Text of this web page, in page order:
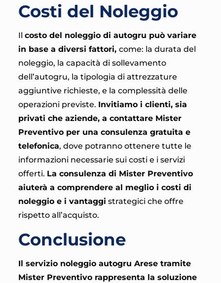
Costi del Noleggio
Il costo del noleggio di autogru può variare
in base a diversi fattori, come: la durata del
noleggio, la capacità di sollevamento
dell’autogru, la tipologia di attrezzature
aggiuntive richieste, e la complessità delle
operazioni previste. Invitiamo i clienti, sia
privati che aziende, a contattare Mister
Preventivo per una consulenza gratuita e
telefonica, dove potranno ottenere tutte le
informazioni necessarie sui costi e i servizi
offerti. La consulenza di Mister Preventivo
aiuterà a comprendere al meglio i costi di
noleggio e i vantaggi strategici che offre
rispetto all’acquisto.
Conclusione
Il servizio noleggio autogru Arese tramite
Mister Preventivo rappresenta la soluzione